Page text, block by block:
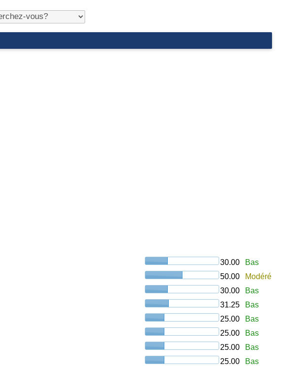
30.00
Bas
50.00
Modéré
30.00
Bas
31.25
Bas
25.00
Bas
25.00
Bas
25.00
Bas
25.00
Bas